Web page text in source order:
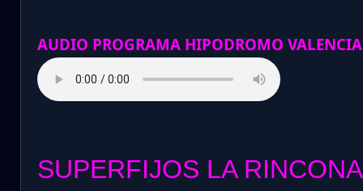
AUDIO PROGRAMA HIPODROMO
SUPERFIJOS LA